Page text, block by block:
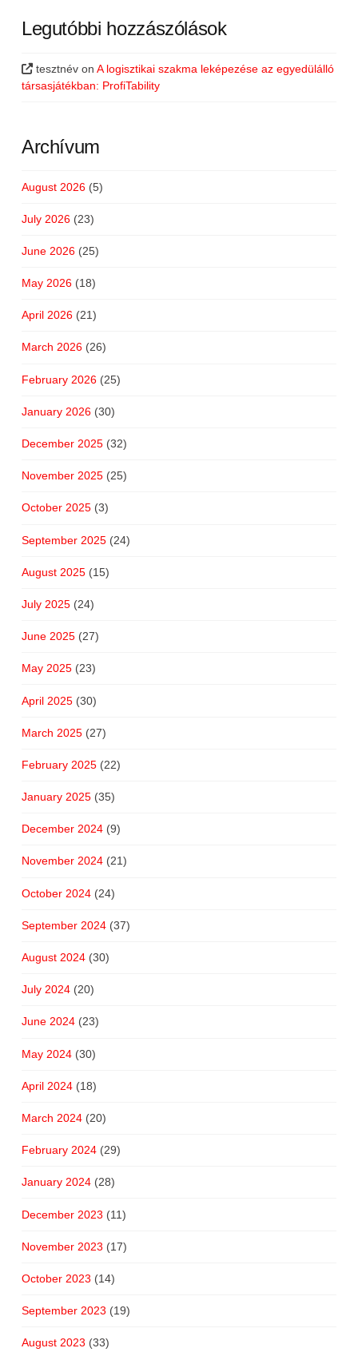
Legutóbbi hozzászólások
tesztnév onA logisztikai szakma leképezése az egyedülálló
társasjátékban: ProfiTability
Archívum
August 2026(5)
July 2026(23)
June 2026(25)
May 2026(18)
April 2026(21)
March 2026(26)
February 2026(25)
January 2026(30)
December 2025(32)
November 2025(25)
October 2025(3)
September 2025(24)
August 2025(15)
July 2025(24)
June 2025(27)
May 2025(23)
April 2025(30)
March 2025(27)
February 2025(22)
January 2025(35)
December 2024(9)
November 2024(21)
October 2024(24)
September 2024(37)
August 2024(30)
July 2024(20)
June 2024(23)
May 2024(30)
April 2024(18)
March 2024(20)
February 2024(29)
January 2024(28)
December 2023 (11)
November 2023 (17)
October 2023 (14)
September 2023 (19)
August 2023 (33)